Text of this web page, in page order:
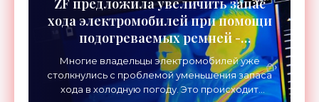
ZF предложила увеличить запас
хода электромобилей при помощи
подогреваемых ремней -
«Технологии»
Многие владельцы электромобилей уже
столкнулись с проблемой уменьшения запаса
хода в холодную погоду. Это происходит